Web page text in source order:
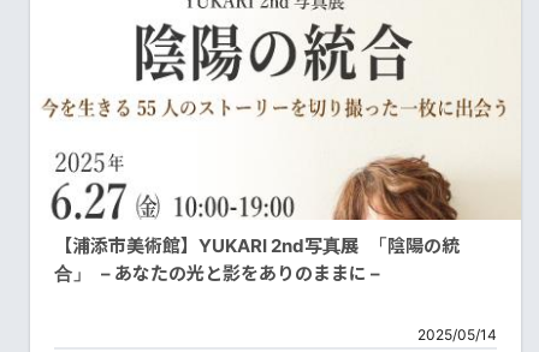
【浦添市美術館】YUKARI 2nd写真展 「陰陽の統
合」 – あなたの光と影をありのままに –
2025/05/14